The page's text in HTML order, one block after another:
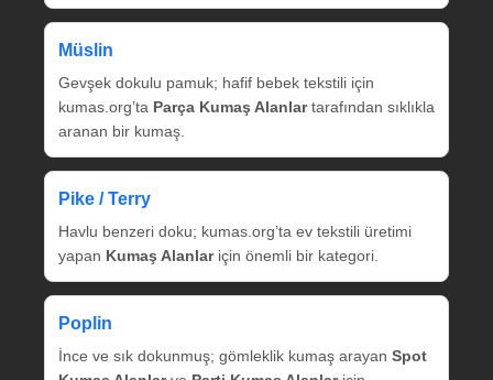
Müslin
Gevşek dokulu pamuk; hafif bebek tekstili için
kumas.org’ta Parça Kumaş Alanlartarafından sıklıkla
aranan bir kumaş.
Pike / Terry
Havlu benzeri doku; kumas.org’ta ev tekstili üretimi
yapan Kumaş Alanlariçin önemli bir kategori.
Poplin
İnce ve sık dokunmuş; gömleklik kumaş arayan Spot